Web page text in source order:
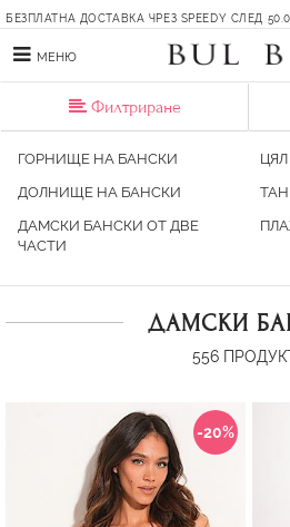
БЕЗПЛАТНА ДОСТАВКА ЧРЕЗ SPEEDY СЛЕД
МЕНЮ
Филтриране
ГОРНИЩЕ НА БАНСКИ
ДОЛНИЩE НА БАНСКИ
ДАМСКИ БАНСКИ ОТ ДВЕ
ЧАСТИ
ДАМСКИ
556
-20%